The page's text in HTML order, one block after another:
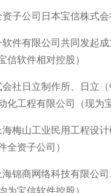
子公司日本宝信株式会
件有限公司共同发起
信软件相对控股）
社日立制作所、日立
化工程有限公司（现为
梅山工业民用工程设计
全资子公司）
锦商网络科技有限公
为宝信软件控股）